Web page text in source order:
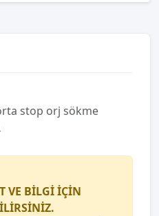
stop orj sökme
VE BİLGİ İÇİN